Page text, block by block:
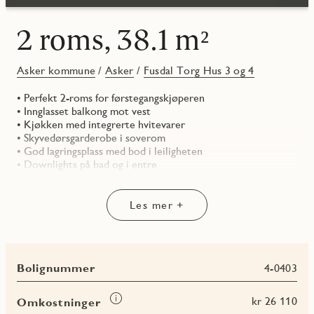
2 roms, 38.1 m²
Asker kommune /Asker / Fusdal Torg Hus 3 og 4
• Perfekt 2-roms for førstegangskjøperen
• Innglasset balkong mot vest
• Kjøkken med integrerte hvitevarer
• Skyvedørsgarderobe i soverom
• God lagringsplass med bod i leiligheten
• Downlights på bad og i entre
Les mer +
Bolignummer 4-0403
Omkostninger
Les
kr 26 110